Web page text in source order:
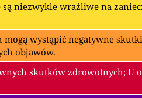
niezwykle wrażliwe na
wystąpić negatywne
objawów.
skutków zdrowotnych; U